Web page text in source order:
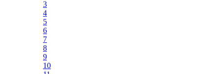
3
4
5
6
7
8
9
10